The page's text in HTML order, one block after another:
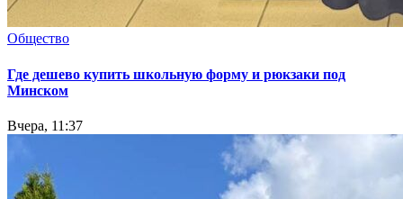
Общество
Где дешево купить школьную форму и рюкзаки под
Минском
Вчера, 11:37